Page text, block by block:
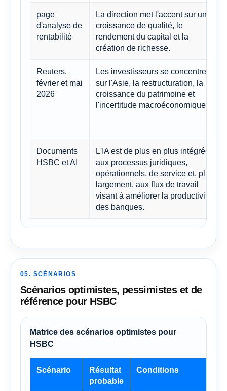
page
d'analyse de
rentabilité
La direction met l'accent sur une
croissance de qualité, le
rendement du capital et la
création de richesse.
Reuters,
février et mai
2026
Les investisseurs se concentrent
sur l'Asie, la restructuration, la
croissance du patrimoine et
l'incertitude macroéconomique.
Documents
HSBC et AI
L'IA est de plus en plus intégrée
aux processus juridiques,
opérationnels, de service et, plus
largement, aux flux de travail
visant à améliorer la productivité
des banques.
05. SCÉNARIOS
Scénarios optimistes, pessimistes et de
référence pour HSBC
Matrice des scénarios optimistes pour
HSBC
Scénario
Résultat
probable
Conditions